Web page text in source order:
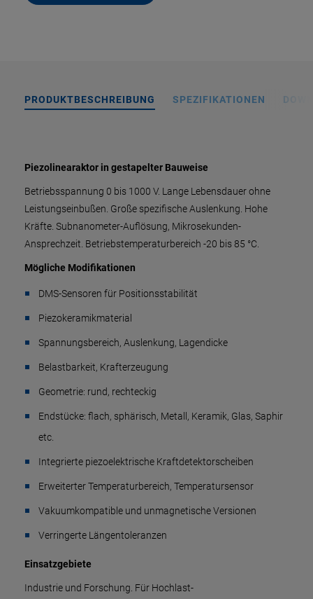
PRODUKTBESCHREIBUNG SPEZIFIKATIONEN
Piezolinearaktor in gestapelter Bauweise
Betriebsspannung 0 bis 1000 V. Lange Lebensdauer ohne
Leistungseinbußen. Große spezifische Auslenkung. Hohe
Kräfte. Subnanometer-Auflösung, Mikrosekunden-
Ansprechzeit. Betriebstemperaturbereich -20 bis 85 °C.
Mögliche Modifikationen
DMS-Sensoren für Positionsstabilität
Piezokeramikmaterial
Spannungsbereich, Auslenkung, Lagendicke
Belastbarkeit, Krafterzeugung
Geometrie: rund, rechteckig
Endstücke: flach, sphärisch, Metall, Keramik, Glas, Saphir
etc.
Integrierte piezoelektrische Kraftdetektorscheiben
Erweiterter Temperaturbereich, Temperatursensor
Vakuumkompatible und unmagnetische Versionen
Verringerte Längentoleranzen
Einsatzgebiete
Industrie und Forschung. Für Hochlast-